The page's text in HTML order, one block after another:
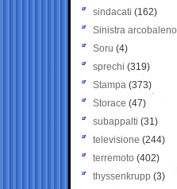
sindacati (162)
Sinistra arcobaleno
Soru (4)
sprechi (319)
Stampa (373)
Storace (47)
subappalti (31)
televisione(244)
terremoto (402)
thyssenkrupp (3)